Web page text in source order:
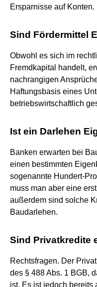
Ersparnisse auf Konten.
Sind Fördermittel
Obwohl es sich im
Fremdkapital handelt,
nachrangigen
Haftungsbasis eines
betriebswirtschaftlich
Ist ein Darlehen
Banken erwarten bei
einen bestimmten
sogenannte Hundert-
muss man aber eine
außerdem sind solche
Baudarlehen.
Sind Privatkredite
Rechtsfragen. Der
des § 488 Abs. 1 BGB,
ist. Es ist jedoch bereits